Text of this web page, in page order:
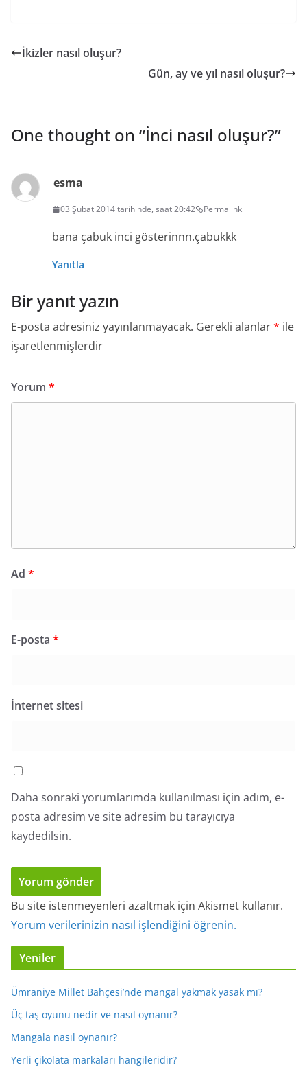
İkizler nasıl oluşur?
Gün, ay ve yıl nasıl oluşur?
One thought on “İnci nasıl oluşur?”
esma
03 Şubat 2014 tarihinde, saat 20:42 Permalink
bana çabuk inci gösterinnn.çabukkk
Yanıtla
Bir yanıt yazın
E-posta adresiniz yayınlanmayacak. Gerekli alanlar* ile
işaretlenmişlerdir
Yorum *
Ad *
E-posta *
İnternet sitesi
Daha sonraki yorumlarımda kullanılması için adım, e-
posta adresim ve site adresim bu tarayıcıya
kaydedilsin.
Bu site istenmeyenleri azaltmak için Akismet kullanır.
Yorum verilerinizin nasıl işlendiğini öğrenin.
Yeniler
Ümraniye Millet Bahçesi’nde mangal yakmak yasak mı?
Üç taş oyunu nedir ve nasıl oynanır?
Mangala nasıl oynanır?
Yerli çikolata markaları hangileridir?